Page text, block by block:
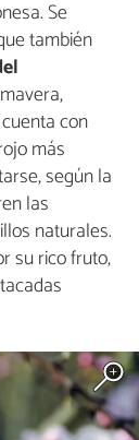
Se
también
con
más
según la
las
naturales.
su rico fruto,